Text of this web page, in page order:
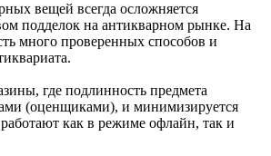
вещей всегда осложняется
подделок на антикварном рынке. На
много проверенных способов и
где подлинность предмета
(оценщиками), и минимизируется
как в режиме офлайн, так и